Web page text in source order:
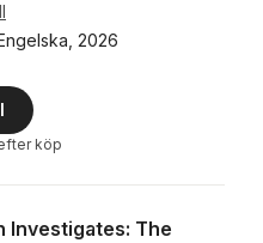
, 2026
köp
Investigates: The